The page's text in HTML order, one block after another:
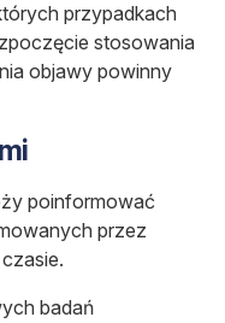
przypadkach
stosowania
objawy powinny
poinformować
przez
badań